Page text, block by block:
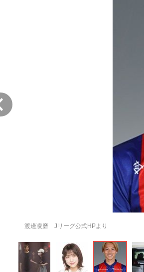
「目標達成できなかったからと言って
渡邊凌磨 Jリーグ公式HPより